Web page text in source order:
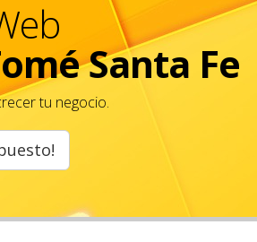
Santa Fe
tu negocio.